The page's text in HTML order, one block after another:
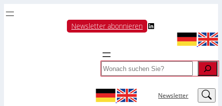
Newsletter abonnieren LinkedIn
Search
Newsletter LinkedIn